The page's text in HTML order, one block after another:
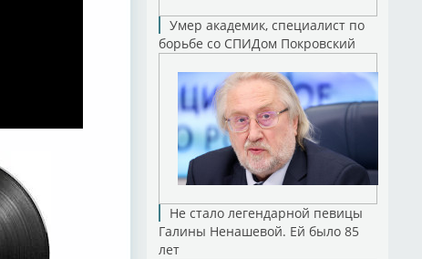
Умер академик, специалист по
борьбе со СПИДом Покровский
Не стало легендарной певицы
Галины Ненашевой. Ей было 85
лет